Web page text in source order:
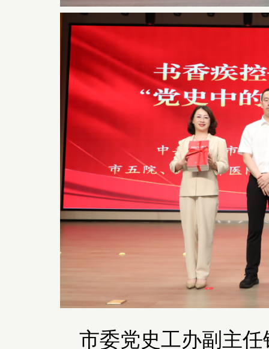
市委党史工办副主